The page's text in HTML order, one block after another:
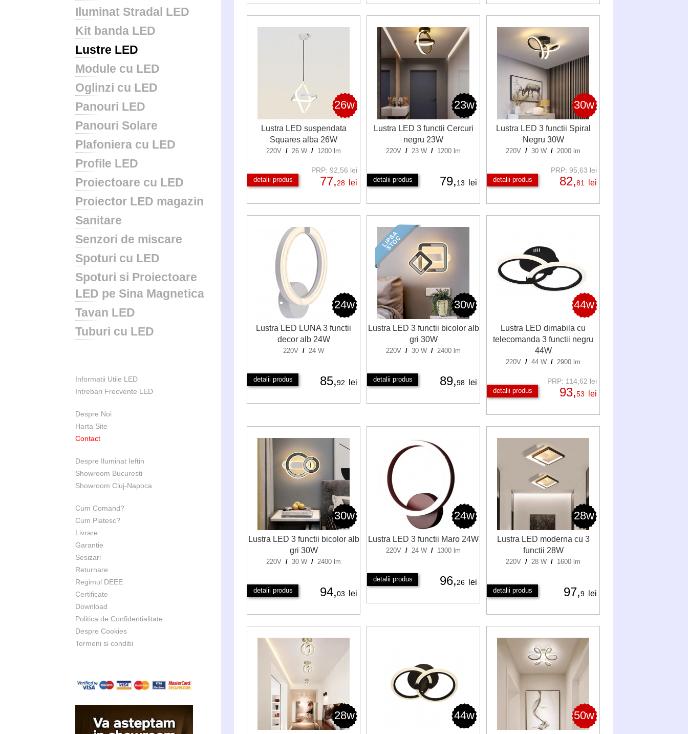
Iluminat Stradal LED
Kit banda LED
Lustre LED
Module cu LED
Oglinzi cu LED
Panouri LED
Panouri Solare
Plafoniera cu LED
Profile LED
Proiectoare cu LED
Proiector LED magazin
Sanitare
Senzori de miscare
Spoturi cu LED
Spoturi si Proiectoare
LED pe Sina Magnetica
Tavan LED
Tuburi cu LED
Informatii Utile LED
Intrebari Frecvente LED
Despre Noi
Harta Site
Contact
Despre Iluminat Ieftin
Showroom Bucuresti
Showroom Cluj-Napoca
Cum Comand?
Cum Platesc?
Livrare
Garantie
Sesizari
Returnare
Regimul DEEE
Certificate
Download
Politica de Confidentialitate
Despre Cookies
Termeni si conditii
26w
Lustra LED suspendata
Squares alba 26W
220V / 26 W / 1200 lm
detalii produs
PRP: 92,56 lei
77,28 lei
23w
Lustra LED 3 functii Cercuri
negru 23W
220V / 23 W / 1200 lm
detalii produs 79,13 lei
30w
Lustra LED 3 functii Spiral
Negru 30W
220V / 30 W / 2000 lm
detalii produs
PRP: 95,63 lei
82,81 lei
24w
Lustra LED LUNA 3 functii
decor alb 24W
220V / 24 W
detalii produs 85,92 lei
30w
Lustra LED 3 functii bicolor alb
gri 30W
220V / 30 W / 2400 lm
detalii produs 89,98 lei
44w
Lustra LED dimabila cu
telecomanda 3 functii negru
44W
220V / 44 W / 2900 lm
detalii produs
PRP: 114,62 lei
93,53 lei
30w
Lustra LED 3 functii bicolor alb
gri 30W
220V / 30 W / 2400 lm
detalii produs 94,03 lei
24w
Lustra LED 3 functii Maro 24W
220V / 24 W / 1300 lm
detalii produs 96,26 lei
28w
Lustra LED moderna cu 3
functii 28W
220V / 28 W / 1600 lm
detalii produs 97,9 lei
28w 44w 50w